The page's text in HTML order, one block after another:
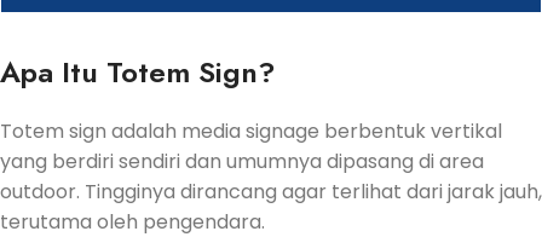
Apa Itu Totem Sign?
Totem sign adalah media signage berbentuk vertikal
yang berdiri sendiri dan umumnya dipasang di area
outdoor. Tingginya dirancang agar terlihat dari jarak jauh,
terutama oleh pengendara.